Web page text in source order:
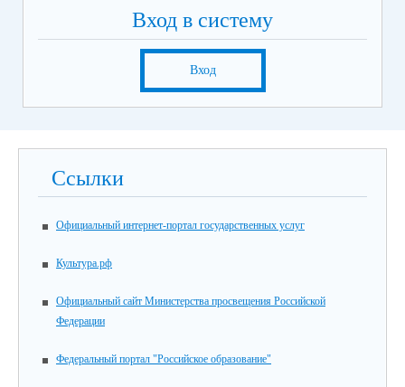
Вход в систему
Вход
Ссылки
Официальный интернет-портал государственных услуг
Культура.рф
Официальный сайт Министерства просвещения Российской
Федерации
Федеральный портал "Российское образование"